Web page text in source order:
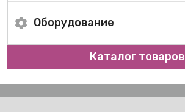
Оборудование
Каталог товаров